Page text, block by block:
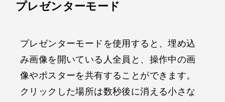
プレゼンターモード
プレゼンターモードを使用すると、埋め込
み画像を開いている人全員と、操作中の画
像やポスターを共有することができます。
クリックした場所は数秒後に消える小さな